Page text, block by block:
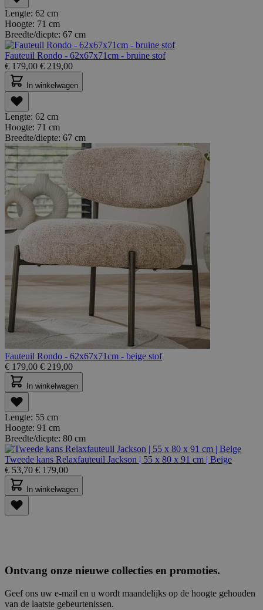
Lengte: 62 cm
Hoogte: 71 cm
Breedte/diepte: 67 cm
Fauteuil Rondo - 62x67x71cm - bruine stof
€ 179,00 € 219,00
In winkelwagen
Lengte: 62 cm
Hoogte: 71 cm
Breedte/diepte: 67 cm
Fauteuil Rondo - 62x67x71cm - beige stof
€ 179,00 € 219,00
In winkelwagen
Lengte: 55 cm
Hoogte: 91 cm
Breedte/diepte: 80 cm
Tweede kans Relaxfauteuil Jackson | 55 x 80 x 91 cm | Beige
€ 53,70 € 179,00
In winkelwagen
Ontvang onze nieuwe collecties en promoties.
Geef ons uw e-mail en u wordt maandelijks op de hoogte gehouden
van de laatste gebeurtenissen.